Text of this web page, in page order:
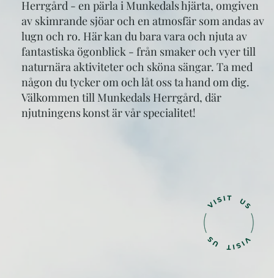
Herrgård - en pärla i Munkedals hjärta, omgiven
av skimrande sjöar och en atmosfär som andas av
lugn och ro. Här kan du bara vara och njuta av
fantastiska ögonblick - från smaker och vyer till
naturnära aktiviteter och sköna sängar. Ta med
någon du tycker om och låt oss ta hand om dig.
Välkommen till Munkedals Herrgård, där
njutningens konst är vår specialitet!